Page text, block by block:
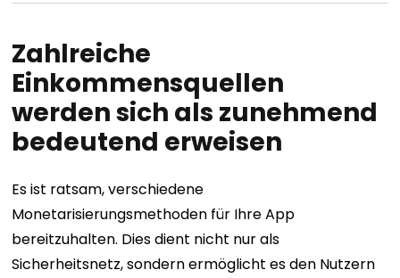
Zahlreiche
Einkommensquellen
werden sich als zunehmend
bedeutend erweisen
Es ist ratsam, verschiedene
Monetarisierungsmethoden für Ihre App
bereitzuhalten. Dies dient nicht nur als
Sicherheitsnetz, sondern ermöglicht es den Nutzern